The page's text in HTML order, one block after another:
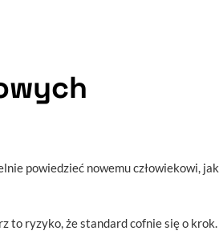
powiedzieć nowemu człowiekowi, jak
to ryzyko, że standard cofnie się o krok.